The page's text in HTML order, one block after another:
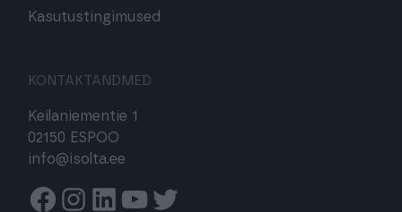
Kasutustingimused
KONTAKTANDMED
Keilaniementie 1
02150 ESPOO
info@isolta.ee
Facebook
Instagram
Linkedin
Youtube
Twitter